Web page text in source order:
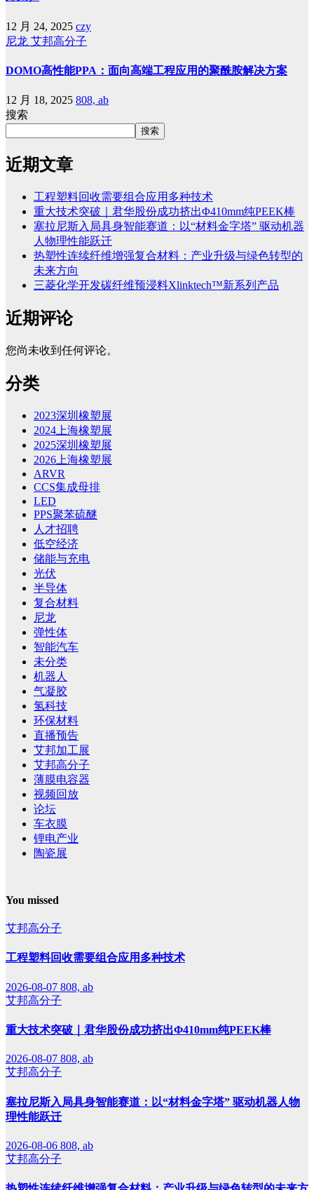
12 月 24, 2025 czy
尼龙 艾邦高分子
DOMO高性能PPA：面向高端工程应用的聚酰胺解决方案
12 月 18, 2025 808, ab
搜索
搜索
近期文章
工程塑料回收需要组合应用多种技术
重大技术突破｜君华股份成功挤出Φ410mm纯PEEK棒
塞拉尼斯入局具身智能赛道：以“材料金字塔” 驱动机器
人物理性能跃迁
热塑性连续纤维增强复合材料：产业升级与绿色转型的
未来方向
三菱化学开发碳纤维预浸料Xlinktech™新系列产品
近期评论
您尚未收到任何评论。
分类
2023深圳橡塑展
2024上海橡塑展
2025深圳橡塑展
2026上海橡塑展
ARVR
CCS集成母排
LED
PPS聚苯硫醚
人才招聘
低空经济
储能与充电
光伏
半导体
复合材料
尼龙
弹性体
智能汽车
未分类
机器人
气凝胶
氢科技
环保材料
直播预告
艾邦加工展
艾邦高分子
薄膜电容器
视频回放
论坛
车衣膜
锂电产业
陶瓷展
You missed
艾邦高分子
工程塑料回收需要组合应用多种技术
2026-08-07 808, ab
艾邦高分子
重大技术突破｜君华股份成功挤出Φ410mm纯PEEK棒
2026-08-07 808, ab
艾邦高分子
塞拉尼斯入局具身智能赛道：以“材料金字塔” 驱动机器人物
理性能跃迁
2026-08-06 808, ab
艾邦高分子